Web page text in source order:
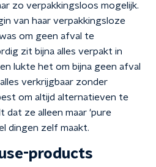
zo verpakkingsloos mogelijk.
van haar verpakkingsloze
om geen afval te
zit bijna alles verpakt in
lukte het om bijna geen afval
verkrijgbaar zonder
om altijd alternatieven te
dat ze alleen maar 'pure
dingen zelf maakt.
products